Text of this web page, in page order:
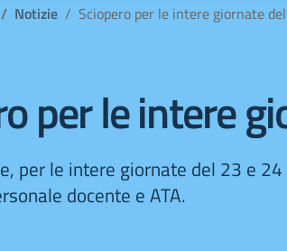
Notizie Sciopero per le intere giornate
per le intere
per le intere giornate del 23 e
docente e ATA.